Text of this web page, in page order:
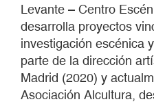
Levante – Centro
desarrolla proyectos
investigación escénica
parte de la dirección
Madrid (2020) y
Asociación Alcultura,